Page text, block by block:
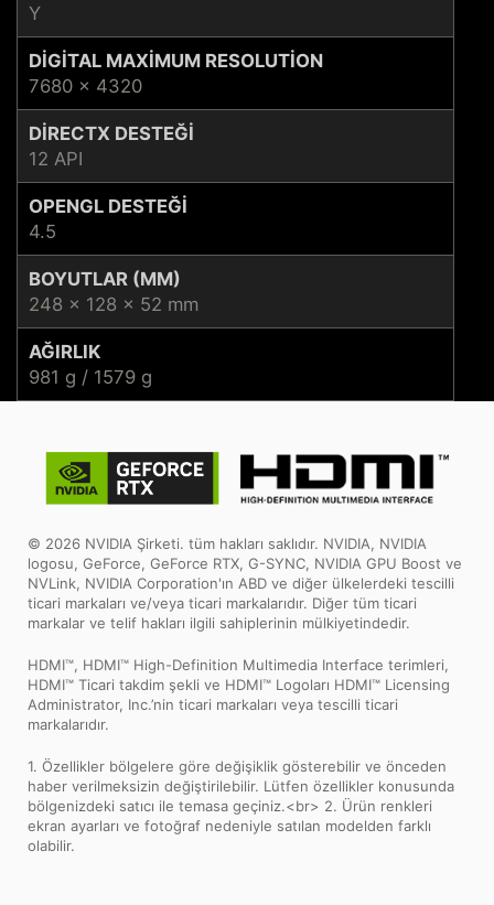
Y
DIGITAL MAXIMUM RESOLUTION
7680 x 4320
DIRECTX DESTEĞI
12 API
OPENGL DESTEĞI
4.5
BOYUTLAR (MM)
248 x 128 x 52 mm
AĞIRLIK
981 g / 1579 g
© 2026 NVIDIA Şirketi. tüm hakları saklıdır. NVIDIA, NVIDIA
logosu, GeForce, GeForce RTX, G-SYNC, NVIDIA GPU Boost ve
NVLink, NVIDIA Corporation'ın ABD ve diğer ülkelerdeki tescilli
ticari markaları ve/veya ticari markalarıdır. Diğer tüm ticari
markalar ve telif hakları ilgili sahiplerinin mülkiyetindedir.
HDMI™, HDMI™ High-Definition Multimedia Interface terimleri,
HDMI™ Ticari takdim şekli ve HDMI™ Logoları HDMI™ Licensing
Administrator, Inc.’nin ticari markaları veya tescilli ticari
markalarıdır.
1. Özellikler bölgelere göre değişiklik gösterebilir ve önceden
haber verilmeksizin değiştirilebilir. Lütfen özellikler konusunda
bölgenizdeki satıcı ile temasa geçiniz.<br> 2. Ürün renkleri
ekran ayarları ve fotoğraf nedeniyle satılan modelden farklı
olabilir.